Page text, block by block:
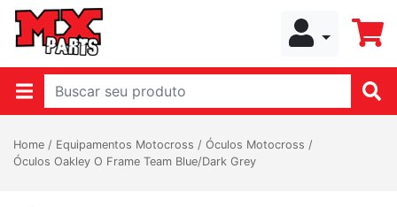
Home / Equipamentos Motocross / Óculos Motocross /
Óculos Oakley O Frame Team Blue/Dark Grey